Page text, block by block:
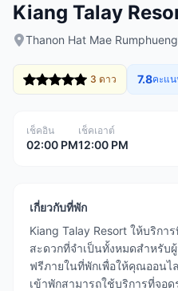
Kiang Talay
Thanon Hat Mae
3 ดาว 7.8คะแน
เช็คอิน
02:00 PM
เช็คเอาต์
12:00 PM
เกี่ยวกับที่พัก
Kiang Talay Resort ให้บริกา
สะดวกที่จำเป็นทั้งหมดสำหรับ
ฟรีภายในที่พักเพื่อให้คุณออนไ
เข้าพักสามารถใช้บริการที่จอ